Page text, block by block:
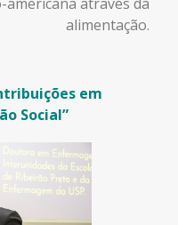
alimentação.
em
Social”